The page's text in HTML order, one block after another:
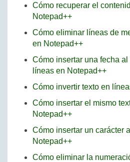
Cómo recuperar el
Notepad++
Cómo eliminar líneas de
en Notepad++
Cómo insertar una fecha
líneas en Notepad++
Cómo invertir texto en
Cómo insertar el mismo
Notepad++
Cómo insertar un carácter
Notepad++
Cómo eliminar la